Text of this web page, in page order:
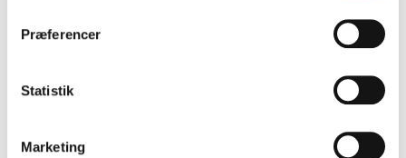
Præferencer
Statistik
Marketing
TOLDBODGADE 12, 3. 1253 KØBENHAVN K
PAPIRFABRIKKEN 52, 18, 3. 8600 SILKEBORG